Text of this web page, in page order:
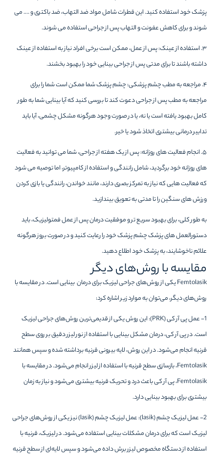
پزشک خود استفاده کنید. این قطرات شامل مواد ضد التهاب، ضد باکتری و …. می
شوند و برای کاهش عفونت و التهاب پس از جراحی استفاده می شوند.
۳. استفاده از عینک: پس از عمل، ممکن است برخی افراد نیاز به استفاده از عینک
داشته باشند تا برای مدتی پس از جراحی بینایی خود را بهبود بخشند.
۴. مراجعه به مطب چشم پزشکی: چشم پزشک شما ممکن است شما را برای
مراجعه به مطب پس از جراحی دعوت کند تا بررسی کنید که آیا بینایی شما به طور
کامل بهبود یافته است یا نه، یا در صورت وجود هرگونه مشکل چشمی، آیا باید
تدابیر درمانی بیشتری اتخاذ شود یا خیر.
۵. انجام فعالیت های روزانه: پس از یک هفته از جراحی، شما می توانید به فعالیت
های روزانه خود برگردید، شامل رانندگی و استفاده از کامپیوتر، اما توصیه می شود
که فعالیت هایی که نیاز به تمرکز بصری دارند، مانند خواندن، رانندگی یا بازی کردن
ورزش های سنگین را تا مدتی به تعویق بیندازید.
به طور کلی، برای بهبود سریع تر و موفقیت درمان پس از عمل فمتولیزیک، باید
دستورالعمل های پزشک چشم پزشک خود را رعایت کنید و در صورت بروز هرگونه
علائم ناخوشایند، به پزشک خود اطلاع دهید.
مقایسه با روش‌های دیگر
Femtolasik یکی از روش‌های جراحی لیزیک برای درمان بینایی است. در مقایسه با
روش‌های دیگر، می‌توان به موارد زیر اشاره کرد:
1- عمل پی آر کی (PRK): این روش یکی از قدیمی‌ترین روش‌های جراحی لیزیک
است. در پی آر کی، درمان مشکل بینایی با استفاده از نور لیزر دقیق بر روی سطح
قرنیه انجام می‌شود. در این روش، لایه بیرونی قرنیه برداشته شده و سپس همانند
Femtolasik، بازسازی سطح قرنیه با استفاده از لیزر انجام می‌شود. در مقایسه با
Femtolasik، پی آر کی باعث درد و تحریک قرنیه بیشتری می‌شود و نیاز به زمان
بیشتری برای بهبود بینایی دارد.
2- عمل لیزیک چشم (lasik): عمل لیزیک چشم (lasik) نیز یکی از روش‌های جراحی
لیزیک است که برای درمان مشکلات بینایی استفاده می‌شود. در لیزیک، قرنیه با
استفاده از دستگاه مخصوص لیزر برش داده می‌شود و سپس لایه‌ای از سطح قرنیه